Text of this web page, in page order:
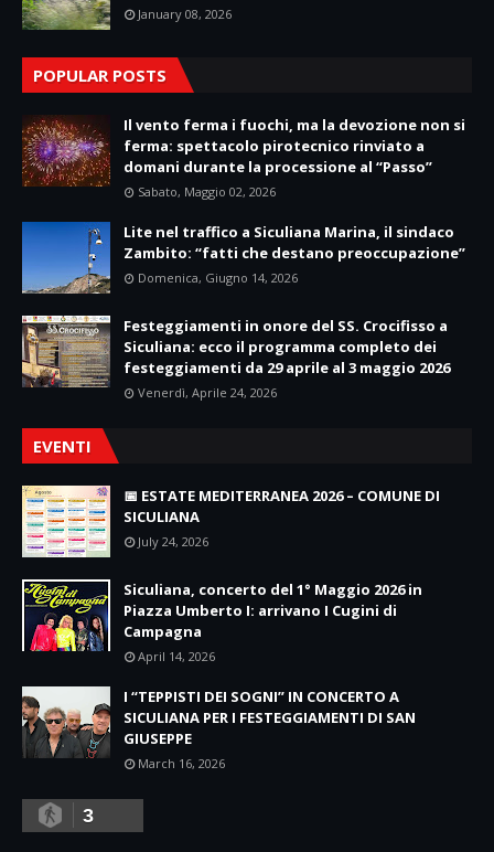
January 08, 2026
POPULAR POSTS
Il vento ferma i fuochi, ma la devozione non si
ferma: spettacolo pirotecnico rinviato a
domani durante la processione al “Passo”
Sabato, Maggio 02, 2026
Lite nel traffico a Siculiana Marina, il sindaco
Zambito: “fatti che destano preoccupazione”
Domenica, Giugno 14, 2026
Festeggiamenti in onore del SS. Crocifisso a
Siculiana: ecco il programma completo dei
festeggiamenti da 29 aprile al 3 maggio 2026
Venerdì, Aprile 24, 2026
EVENTI
📅 ESTATE MEDITERRANEA 2026 – COMUNE DI
SICULIANA
July 24, 2026
Siculiana, concerto del 1° Maggio 2026 in
Piazza Umberto I: arrivano I Cugini di
Campagna
April 14, 2026
I “TEPPISTI DEI SOGNI” IN CONCERTO A
SICULIANA PER I FESTEGGIAMENTI DI SAN
GIUSEPPE
March 16, 2026
3